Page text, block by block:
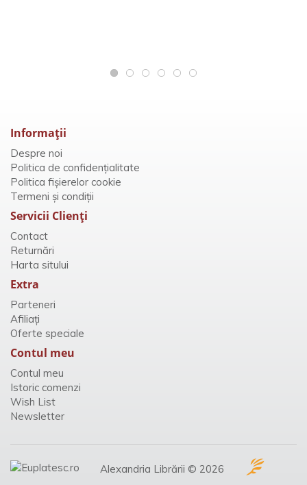
Informaţii
Despre noi
Politica de confidențialitate
Politica fișierelor cookie
Termeni și condiții
Servicii Clienţi
Contact
Returnări
Harta sitului
Extra
Parteneri
Afiliaţi
Oferte speciale
Contul meu
Contul meu
Istoric comenzi
Wish List
Newsletter
Alexandria Librării © 2026